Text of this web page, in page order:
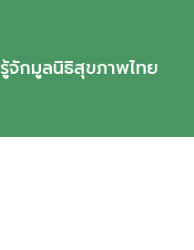
รู้จักมูลนิธิสุขภาพไทย